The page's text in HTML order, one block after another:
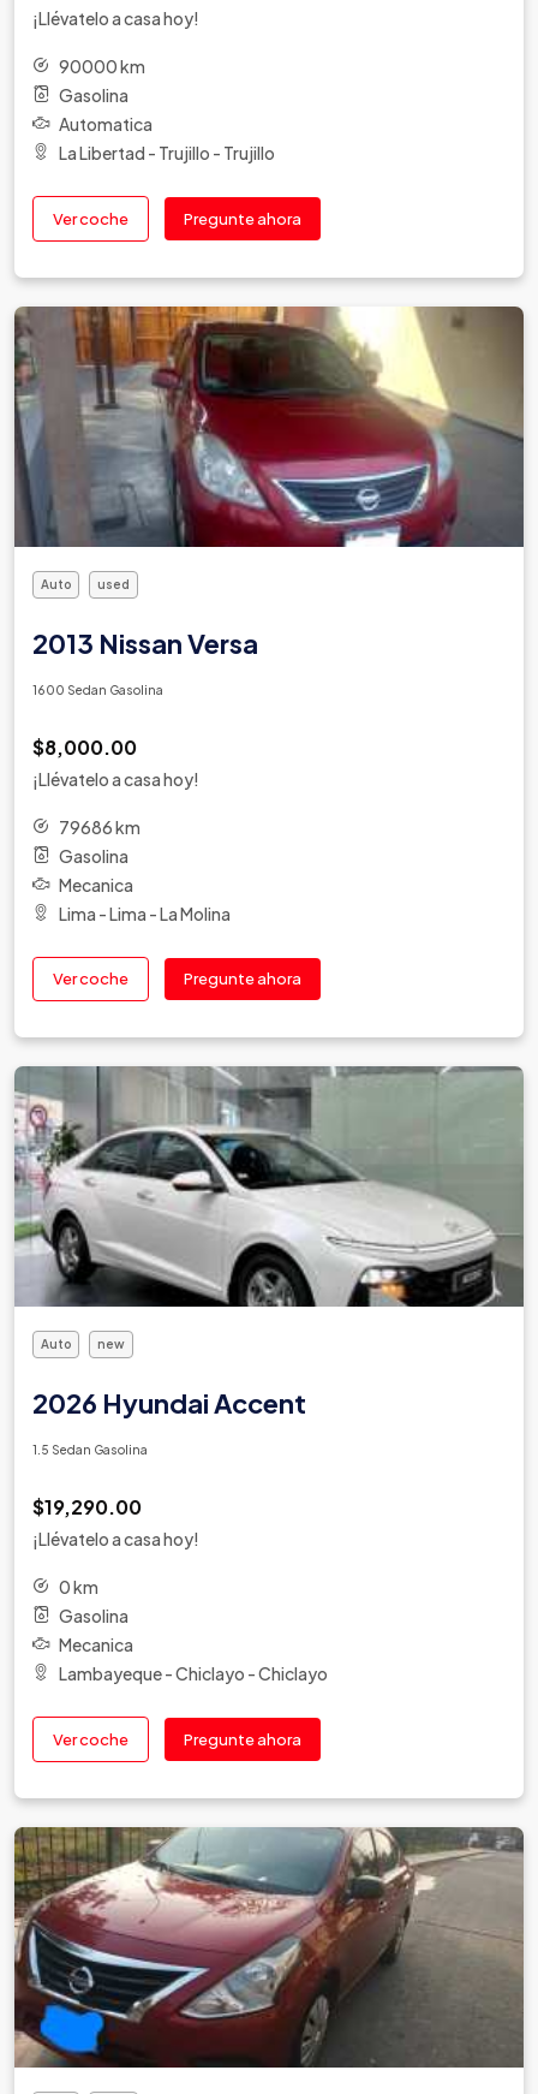
¡Llévatelo a casa hoy!
90000 km
Gasolina
Automatica
La Libertad - Trujillo - Trujillo
Ver coche Pregunte ahora
Auto used
2013 Nissan Versa
1600 Sedan Gasolina
$8,000.00
¡Llévatelo a casa hoy!
79686 km
Gasolina
Mecanica
Lima - Lima - La Molina
Ver coche Pregunte ahora
Auto new
2026 Hyundai Accent
1.5 Sedan Gasolina
$19,290.00
¡Llévatelo a casa hoy!
0 km
Gasolina
Mecanica
Lambayeque - Chiclayo - Chiclayo
Ver coche Pregunte ahora